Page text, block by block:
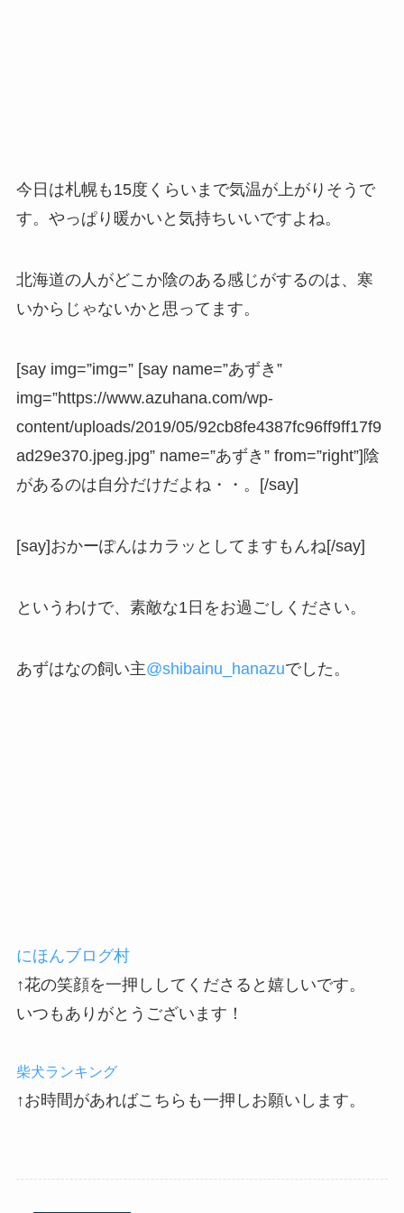
今日は札幌も15度くらいまで気温が上がりそうで
す。やっぱり暖かいと気持ちいいですよね。
北海道の人がどこか陰のある感じがするのは、寒
いからじゃないかと思ってます。
[say img=”img=” [say name=”あずき”
img=”https://www.azuhana.com/wp-
content/uploads/2019/05/92cb8fe4387fc96ff9ff17f9
ad29e370.jpeg.jpg” name=”あずき” from=”right”]陰
があるのは自分だけだよね・・。[/say]
[say]おかーぽんはカラッとしてますもんね[/say]
というわけで、素敵な1日をお過ごしください。
あずはなの飼い主@shibainu_hanazuでした。
にほんブログ村
↑花の笑顔を一押ししてくださると嬉しいです。
いつもありがとうございます！
柴犬ランキング
↑お時間があればこちらも一押しお願いします。